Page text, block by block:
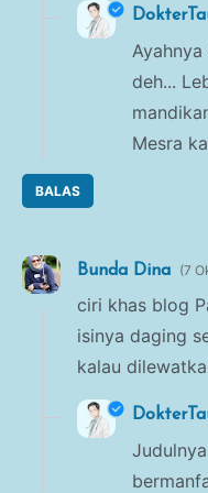
BALAS
deh...
Mesra
Bunda Dina 7
ciri khas blog
isinya daging
kalau